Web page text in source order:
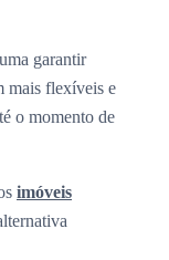
garantir
mais flexíveis e
o momento de
imóveis